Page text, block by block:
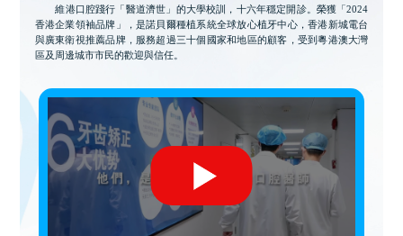
維港口腔踐行「醫道濟世」的大學校訓，十六年穩定開診。榮獲「2024
香港企業領袖品牌」，是諾貝爾種植系統全球放心植牙中心，香港新城電台
與廣東衛視推薦品牌，服務超過三十個國家和地區的顧客，受到粵港澳大灣
區及周邊城市市民的歡迎與信任。